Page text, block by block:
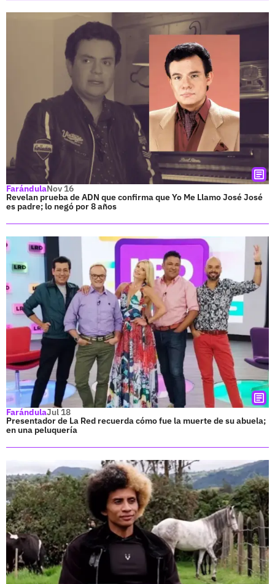
FarándulaNov 16
Revelan prueba de ADN que confirma que Yo Me Llamo José José
es padre; lo negó por 8 años
FarándulaJul 18
Presentador de La Red recuerda cómo fue la muerte de su abuela;
en una peluquería